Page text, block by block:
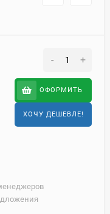
- +
ОФОРМИТЬ
ХОЧУ ДЕШЕВЛЕ!